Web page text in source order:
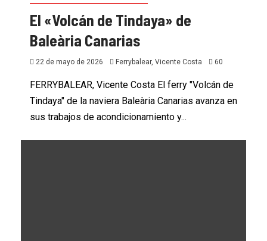
El «Volcán de Tindaya» de
Baleària Canarias
22 de mayo de 2026 Ferrybalear, Vicente Costa 60
FERRYBALEAR, Vicente Costa El ferry "Volcán de
Tindaya" de la naviera Baleària Canarias avanza en
sus trabajos de acondicionamiento y...